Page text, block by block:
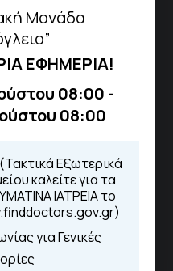
Μονάδα
ΕΦΗΜΕΡΙΑ!
08:00 -
08:00
Εξωτερικά
καλείτε για τα
ΙΑΤΡΕΙΑ το
για Γενικές
ΜΜΜ
απογευματινά
φωνητική πύλη του
"MyHealth